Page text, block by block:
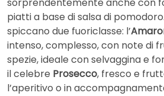
piatti a base di salsa di
spiccano due fuoriclasse: l’
intenso, complesso, con note di
spezie, ideale con selvaggina e
il celebre Prosecco, fresco e
l’aperitivo o in